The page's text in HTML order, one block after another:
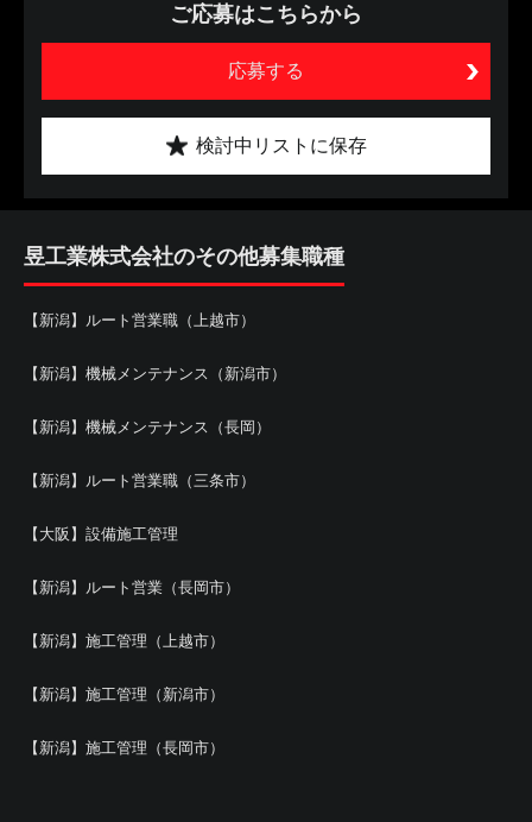
ご応募はこちらから
応募する
検討中リストに保存
昱工業株式会社のその他募集職種
【新潟】ルート営業職（上越市）
【新潟】機械メンテナンス（新潟市）
【新潟】機械メンテナンス（長岡）
【新潟】ルート営業職（三条市）
【大阪】設備施工管理
【新潟】ルート営業（長岡市）
【新潟】施工管理（上越市）
【新潟】施工管理（新潟市）
【新潟】施工管理（長岡市）